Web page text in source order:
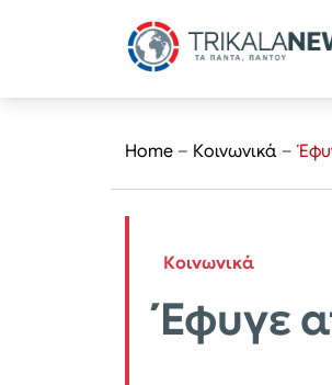
Home – Κοινωνικά –
Κοινωνικά
Έφυγε